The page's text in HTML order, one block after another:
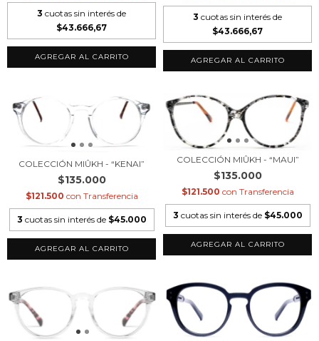
3 cuotas sin interés de
$43.666,67
3 cuotas sin interés de
$43.666,67
COLECCIÓN MIÛKH - “KENAI”
$135.000
$121.500 con Transferencia
3 cuotas sin interés de $45.000
COLECCIÓN MIÛKH - “MAUI”
$135.000
$121.500 con Transferencia
3 cuotas sin interés de $45.000